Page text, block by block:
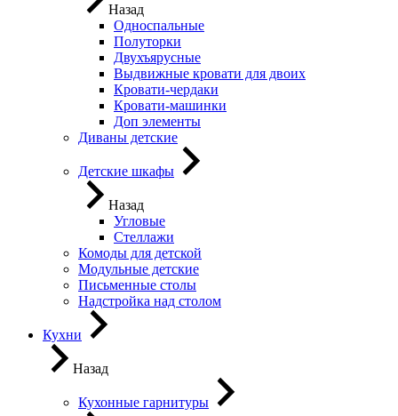
Назад
Односпальные
Полуторки
Двухъярусные
Выдвижные кровати для двоих
Кровати-чердаки
Кровати-машинки
Доп элементы
Диваны детские
Детские шкафы
Назад
Угловые
Стеллажи
Комоды для детской
Модульные детские
Письменные столы
Надстройка над столом
Кухни
Назад
Кухонные гарнитуры